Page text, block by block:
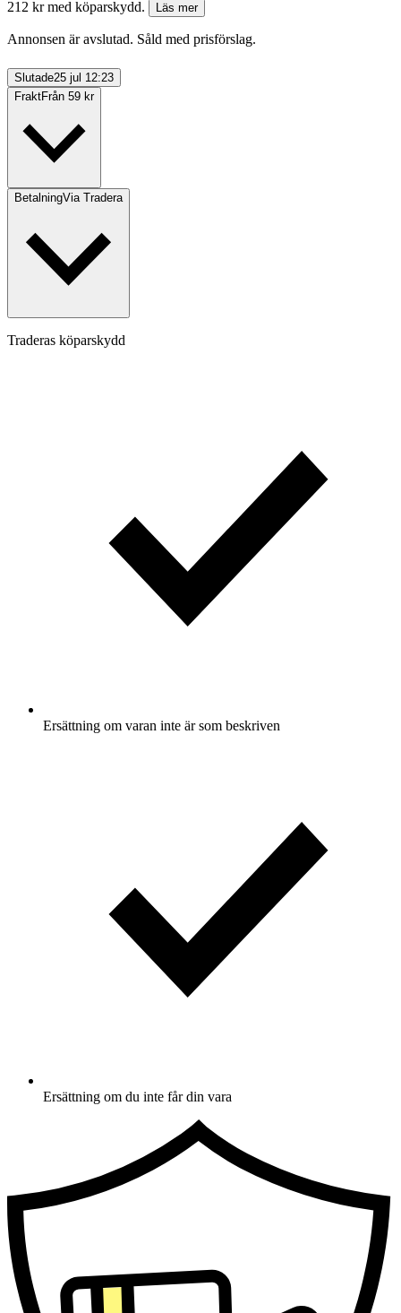
212 kr med köparskydd. Läs mer
Annonsen är avslutad. Såld med prisförslag.
Slutade25 jul 12:23
FraktFrån 59 kr
BetalningVia Tradera
Traderas köparskydd
Ersättning om varan inte är som beskriven
Ersättning om du inte får din vara